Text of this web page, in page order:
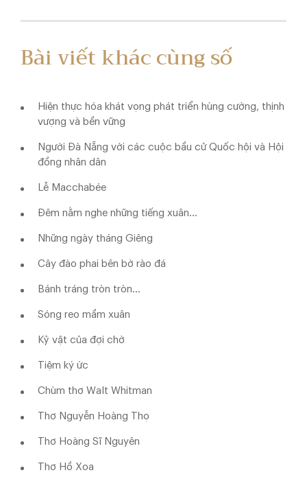
Bài viết khác cùng số
Hiện thực hóa khát vọng phát triển hùng cường, thịnh
vượng và bền vững
Người Đà Nẵng với các cuộc bầu cử Quốc hội và Hội
đồng nhân dân
Lễ Macchabée
Đêm nằm nghe những tiếng xuân...
Những ngày tháng Giêng
Cây đào phai bên bờ rào đá
Bánh tráng tròn tròn...
Sóng reo mầm xuân
Kỷ vật của đợi chờ
Tiệm ký ức
Chùm thơ Walt Whitman
Thơ Nguyễn Hoàng Thọ
Thơ Hoàng Sĩ Nguyên
Thơ Hồ Xoa